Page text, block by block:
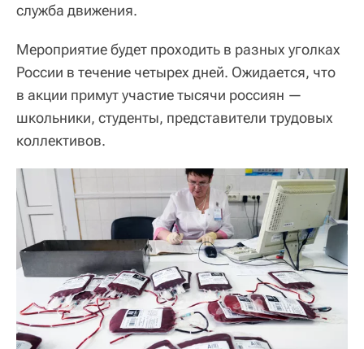
служба движения.
Мероприятие будет проходить в разных уголках
России в течение четырех дней. Ожидается, что
в акции примут участие тысячи россиян —
школьники, студенты, представители трудовых
коллективов.